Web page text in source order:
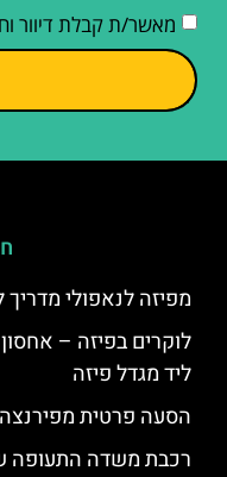
מאשר/ת קבלת דיוור
מפיזה לנאפולי
לוקרים בפיזה –
ליד מגדל פיזה
הסעה פרטית
רכבת משדה התעופה